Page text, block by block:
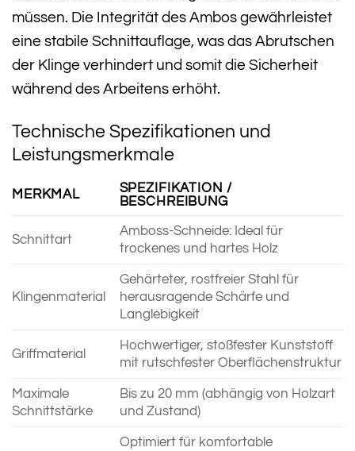
müssen. Die Integrität des Ambos gewährleistet
eine stabile Schnittauflage, was das Abrutschen
der Klinge verhindert und somit die Sicherheit
während des Arbeitens erhöht.
Technische Spezifikationen und
Leistungsmerkmale
MERKMAL
SPEZIFIKATION /
BESCHREIBUNG
Schnittart
Amboss-Schneide: Ideal für
trockenes und hartes Holz
Klingenmaterial
Gehärteter, rostfreier Stahl für
herausragende Schärfe und
Langlebigkeit
Griffmaterial
Hochwertiger, stoßfester Kunststoff
mit rutschfester Oberflächenstruktur
Maximale
Schnittstärke
Bis zu 20 mm (abhängig von Holzart
und Zustand)
Optimiert für komfortable